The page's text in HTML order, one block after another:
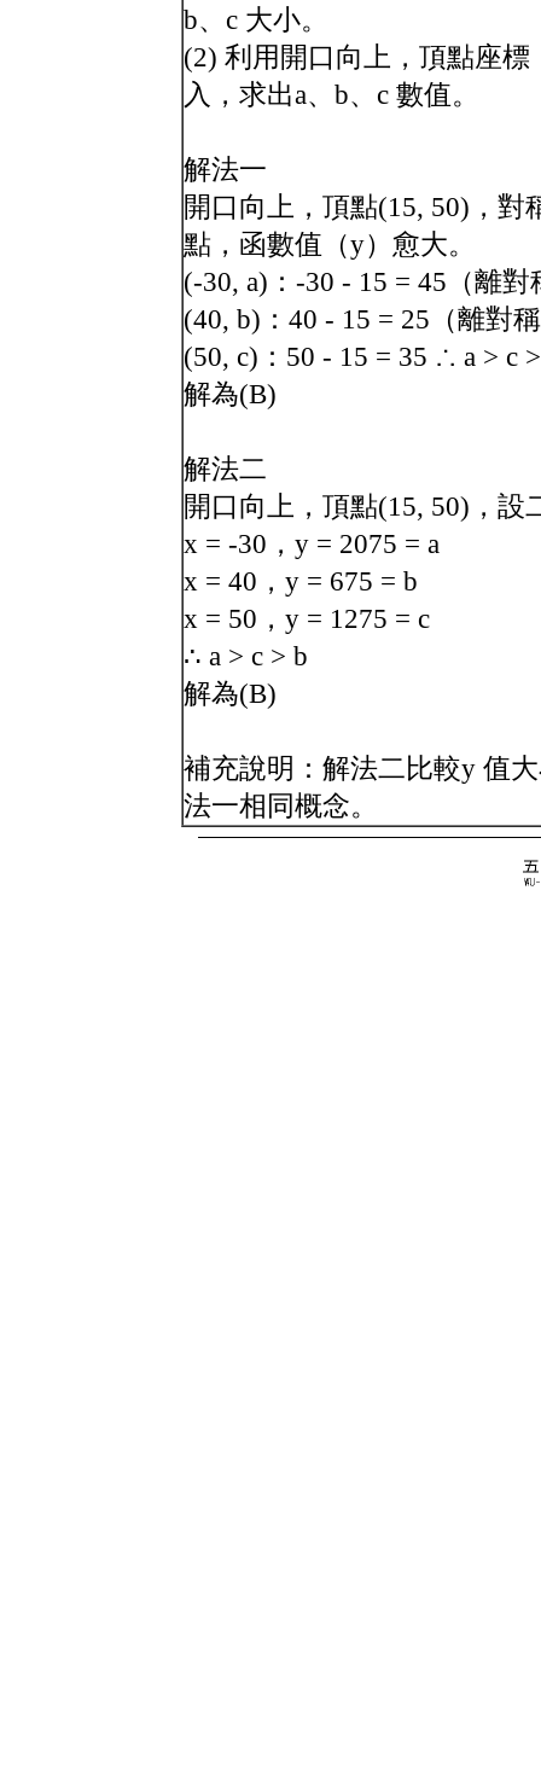
b、c 大小。
(2) 利用開口向上，頂點座
入，求出a、b、c 數值。
解法一
開口向上，頂點(15, 50)，對
點，函數值（y）愈大。
(-30, a)：-30 - 15 = 45（離
(40, b)：40 - 15 = 25（離對
(50, c)：50 - 15 = 35 ∴ a > c
解為(B)
解法二
開口向上，頂點(15, 50)，設
x = -30，y = 2075 = a
x = 40，y = 675 = b
x = 50，y = 1275 = c
∴ a > c > b
解為(B)
補充說明：解法二比較y 值
法一相同概念。